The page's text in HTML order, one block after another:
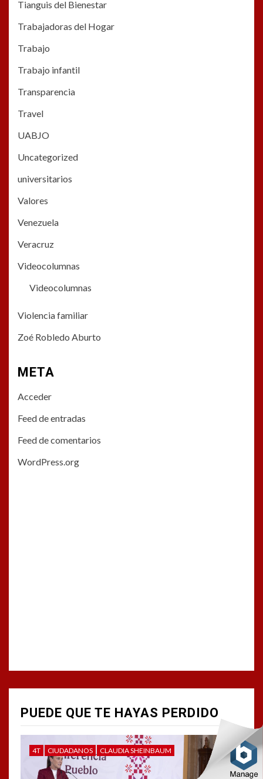
Tianguis del Bienestar
Trabajadoras del Hogar
Trabajo
Trabajo infantil
Transparencia
Travel
UABJO
Uncategorized
universitarios
Valores
Venezuela
Veracruz
Videocolumnas
Videocolumnas
Violencia familiar
Zoé Robledo Aburto
META
Acceder
Feed de entradas
Feed de comentarios
WordPress.org
PUEDE QUE TE HAYAS PERDIDO
4T CIUDADANOS CLAUDIA SHEINBAUM